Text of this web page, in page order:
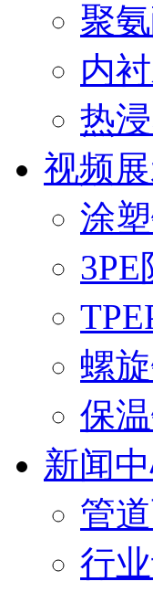
聚
内
热
视频
涂
螺
保
新闻
管
行